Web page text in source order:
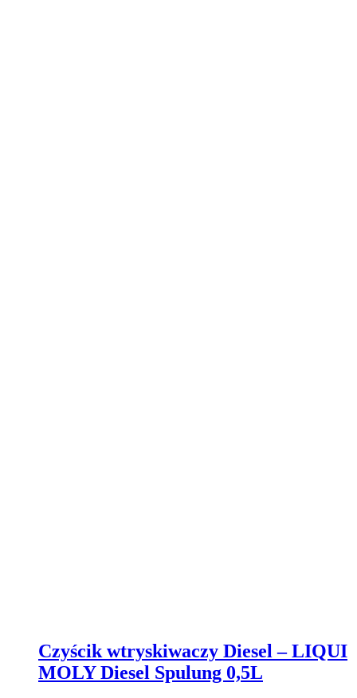
Czyścik wtryskiwaczy Diesel – LIQUI
MOLY Diesel Spulung 0,5L